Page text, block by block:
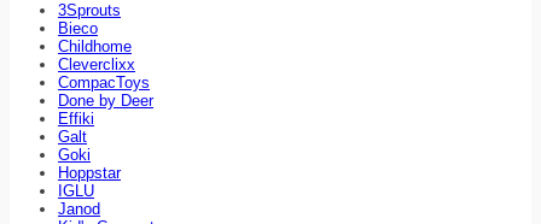
3Sprouts
Bieco
Childhome
Cleverclixx
CompacToys
Done by Deer
Effiki
Galt
Goki
Hoppstar
IGLU
Janod